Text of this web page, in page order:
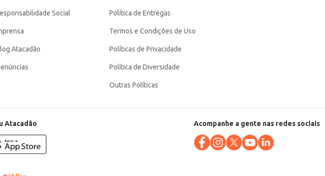
Social
Atacadão
Política de Entregas
Termos e Condições de Uso
Políticas de Privacidade
Política de Diversidade
Outras Políticas
Atacadão Acompanhe a gente nas redes sociais